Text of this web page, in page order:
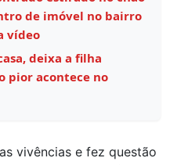
de imóvel no bairro
vídeo
deixa a filha
pior acontece no
vivências e fez questão